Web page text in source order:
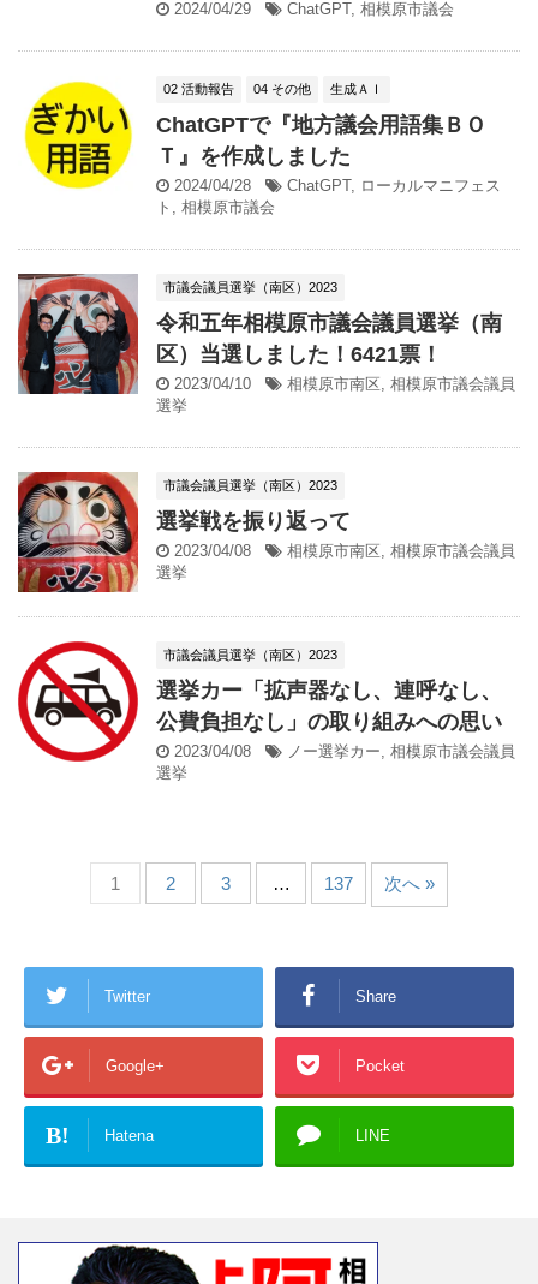
2024/04/29 ChatGPT, 相模原市議会
02 活動報告 04 その他 生成ＡＩ
ChatGPTで『地方議会用語集ＢＯ
Ｔ』を作成しました
2024/04/28 ChatGPT, ローカルマニフェス
ト , 相模原市議会
市議会議員選挙（南区）2023
令和五年相模原市議会議員選挙（南
区）当選しました！6421票！
2023/04/10 相模原市南区, 相模原市議会議員
選挙
市議会議員選挙（南区）2023
選挙戦を振り返って
2023/04/08 相模原市南区, 相模原市議会議員
選挙
市議会議員選挙（南区）2023
選挙カー「拡声器なし、連呼なし、
公費負担なし」の取り組みへの思い
2023/04/08 ノー選挙カー, 相模原市議会議員
選挙
1 2 3 … 137 次へ »
Twitter Share
Google+ Pocket
B! Hatena LINE